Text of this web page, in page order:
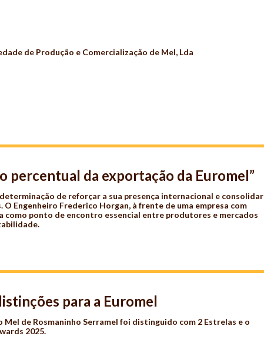
de Produção e Comercialização de Mel, Lda
percentual da exportação da Euromel”
de reforçar a sua presença internacional e consolidar
Engenheiro Frederico Horgan, à frente de uma empresa com
como ponto de encontro essencial entre produtores e mercados
para a Euromel
de Rosmaninho Serramel foi distinguido com 2 Estrelas e o
2025.